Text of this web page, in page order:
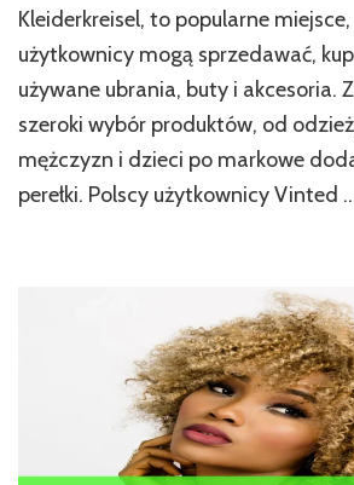
Kleiderkreisel, to popularne
użytkownicy mogą sprzedawać,
używane ubrania, buty i akcesoria.
szeroki wybór produktów, od
mężczyzn i dzieci po markowe
perełki. Polscy użytkownicy Vinted